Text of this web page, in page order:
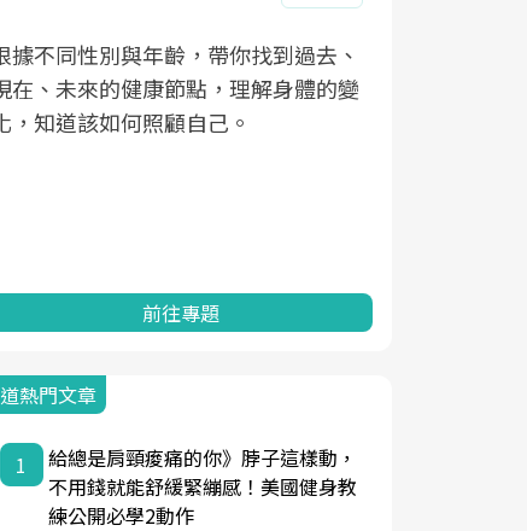
據不同性別與年齡，帶你找到過去、
在、未來的健康節點，理解身體的變
，知道該如何照顧自己。
前往專題
熱門文章
1
給總是肩頸痠痛的你》脖子這樣動，
不用錢就能舒緩緊繃感！美國健身教
練公開必學2動作